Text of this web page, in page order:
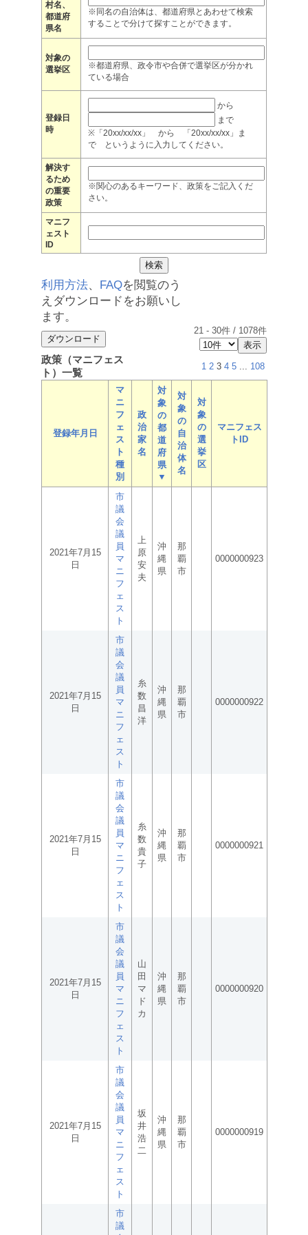
村名、
都道府
県名
※同名の自治体は、都道府県とあわせて検索
することで分けて探すことができます。
対象の
選挙区
※都道府県、政令市や合併で選挙区が分かれ
ている場合
登録日
時
から
まで
※「20xx/xx/xx」 から 「20xx/xx/xx」ま
で というように入力してください。
解決す
るため
の重要
政策
※関心のあるキーワード、政策をご記入くだ
さい。
マニフ
ェスト
ID
利用方法、 FAQを閲覧のう
えダウンロードをお願いし
ます。
21 - 30件 / 1078件
政策（マニフェス
ト）一覧
1 2 3 4 5 ... 108
登録年月日
マ
ニ
フ
ェ
ス
ト
種
別
政
治
家
名
対
象
の
都
道
府
県
▼
対
象
の
自
治
体
名
対
象
の
選
挙
区
マニフェス
トID
2021年7月15
日
市
議
会
議
員
マ
ニ
フ
ェ
ス
ト
上
原
安
夫
沖
縄
県
那
覇
市
0000000923
2021年7月15
日
市
議
会
議
員
マ
ニ
フ
ェ
ス
ト
糸
数
昌
洋
沖
縄
県
那
覇
市
0000000922
2021年7月15
日
市
議
会
議
員
マ
ニ
フ
ェ
ス
ト
糸
数
貴
子
沖
縄
県
那
覇
市
0000000921
2021年7月15
日
市
議
会
議
員
マ
ニ
フ
ェ
ス
ト
山
田
マ
ド
カ
沖
縄
県
那
覇
市
0000000920
2021年7月15
日
市
議
会
議
員
マ
ニ
フ
ェ
ス
ト
坂
井
浩
二
沖
縄
県
那
覇
市
0000000919
市
議